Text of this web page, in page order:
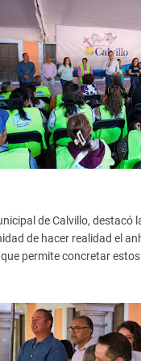
de Calvillo,
de hacer realidad el
permite concretar